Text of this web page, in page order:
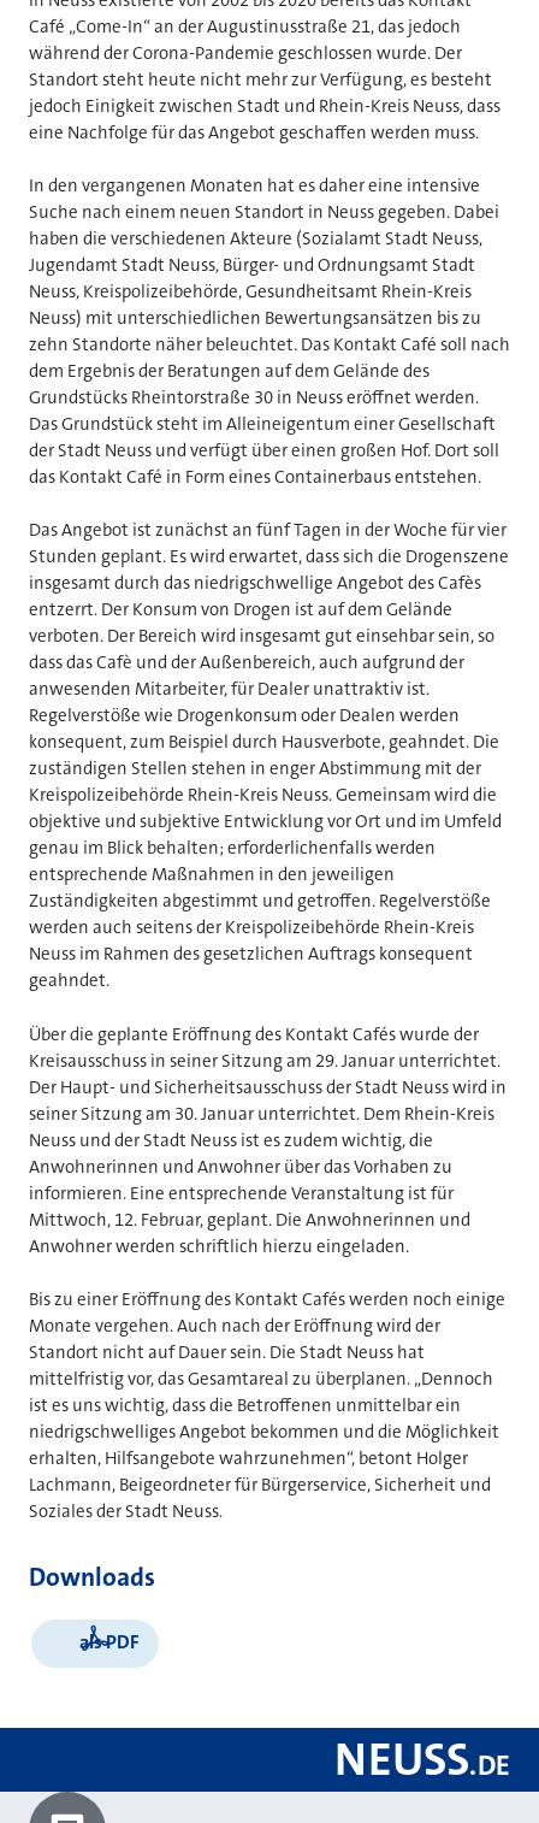
Café „Come-In“ an der Augustinusstraße 21, das jedoch
während der Corona-Pandemie geschlossen wurde. Der
Standort steht heute nicht mehr zur Verfügung, es besteht
jedoch Einigkeit zwischen Stadt und Rhein-Kreis Neuss, dass
eine Nachfolge für das Angebot geschaffen werden muss.
In den vergangenen Monaten hat es daher eine intensive
Suche nach einem neuen Standort in Neuss gegeben. Dabei
haben die verschiedenen Akteure (Sozialamt Stadt Neuss,
Jugendamt Stadt Neuss, Bürger- und Ordnungsamt Stadt
Neuss, Kreispolizeibehörde, Gesundheitsamt Rhein-Kreis
Neuss) mit unterschiedlichen Bewertungsansätzen bis zu
zehn Standorte näher beleuchtet. Das Kontakt Café soll nach
dem Ergebnis der Beratungen auf dem Gelände des
Grundstücks Rheintorstraße 30 in Neuss eröffnet werden.
Das Grundstück steht im Alleineigentum einer Gesellschaft
der Stadt Neuss und verfügt über einen großen Hof. Dort soll
das Kontakt Café in Form eines Containerbaus entstehen.
Das Angebot ist zunächst an fünf Tagen in der Woche für vier
Stunden geplant. Es wird erwartet, dass sich die Drogenszene
insgesamt durch das niedrigschwellige Angebot des Cafès
entzerrt. Der Konsum von Drogen ist auf dem Gelände
verboten. Der Bereich wird insgesamt gut einsehbar sein, so
dass das Cafè und der Außenbereich, auch aufgrund der
anwesenden Mitarbeiter, für Dealer unattraktiv ist.
Regelverstöße wie Drogenkonsum oder Dealen werden
konsequent, zum Beispiel durch Hausverbote, geahndet. Die
zuständigen Stellen stehen in enger Abstimmung mit der
Kreispolizeibehörde Rhein-Kreis Neuss. Gemeinsam wird die
objektive und subjektive Entwicklung vor Ort und im Umfeld
genau im Blick behalten; erforderlichenfalls werden
entsprechende Maßnahmen in den jeweiligen
Zuständigkeiten abgestimmt und getroffen. Regelverstöße
werden auch seitens der Kreispolizeibehörde Rhein-Kreis
Neuss im Rahmen des gesetzlichen Auftrags konsequent
geahndet.
Über die geplante Eröffnung des Kontakt Cafés wurde der
Kreisausschuss in seiner Sitzung am 29. Januar unterrichtet.
Der Haupt- und Sicherheitsausschuss der Stadt Neuss wird in
seiner Sitzung am 30. Januar unterrichtet. Dem Rhein-Kreis
Neuss und der Stadt Neuss ist es zudem wichtig, die
Anwohnerinnen und Anwohner über das Vorhaben zu
informieren. Eine entsprechende Veranstaltung ist für
Mittwoch, 12. Februar, geplant. Die Anwohnerinnen und
Anwohner werden schriftlich hierzu eingeladen.
Bis zu einer Eröffnung des Kontakt Cafés werden noch einige
Monate vergehen. Auch nach der Eröffnung wird der
Standort nicht auf Dauer sein. Die Stadt Neuss hat
mittelfristig vor, das Gesamtareal zu überplanen. „Dennoch
ist es uns wichtig, dass die Betroffenen unmittelbar ein
niedrigschwelliges Angebot bekommen und die Möglichkeit
erhalten, Hilfsangebote wahrzunehmen“, betont Holger
Lachmann, Beigeordneter für Bürgerservice, Sicherheit und
Soziales der Stadt Neuss.
Downloads
als PDF
NEUSS.DE